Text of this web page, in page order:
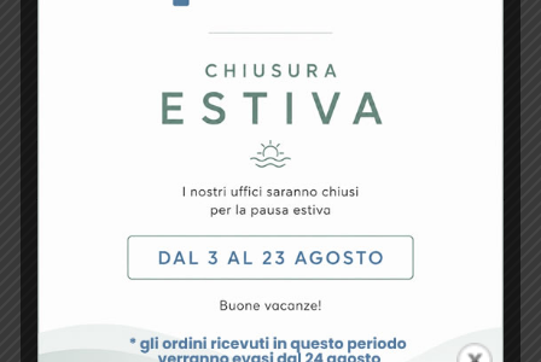
Investire in un prodotto affidabile significa vivere
con maggiore serenità il percorso della gravidanza,
avendo sempre a disposizione uno strumento utile e
sicuro. Sul sito OasiMedicaShop è possibile trovare
una selezione di Doppler fetali
pensati per garantire
qualità e affidabilità, accompagnando ogni cliente
verso una scelta consapevole.
Condividi sui Social